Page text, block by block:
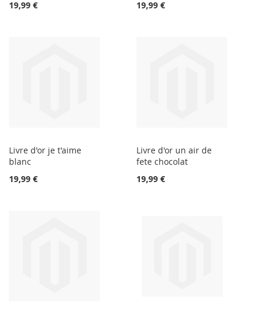
19,99 €
19,99 €
Livre d'or je t'aime
blanc
19,99 €
Livre d'or un air de
fete chocolat
19,99 €